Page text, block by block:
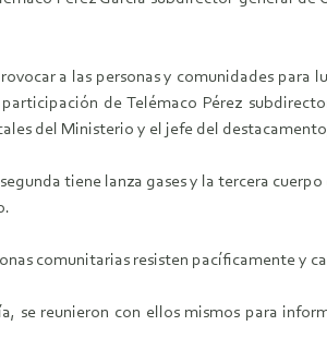
a las personas y comunidades para
de Telémaco Pérez
del Ministerio y el jefe del
tiene lanza gases y la tercera
comunitarias resisten pacíficamente y
se reunieron con ellos mismos para